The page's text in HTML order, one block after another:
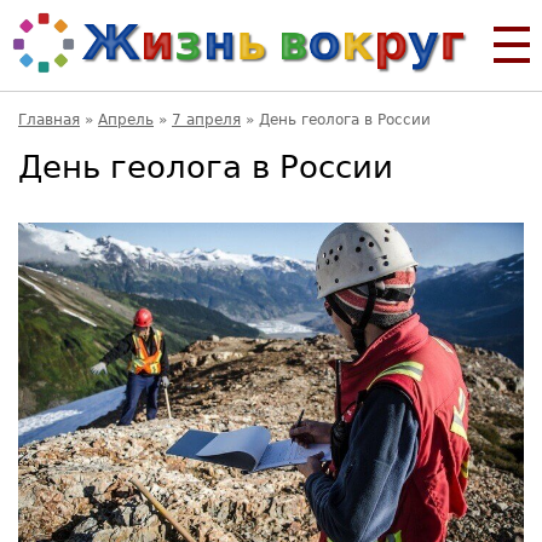
Главная » Апрель » 7 апреля » День геолога в России
День геолога в России